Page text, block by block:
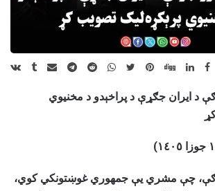
د ایران جګړې د پراخېدو د مخنیوي
چې مشري یې جمهوري غوښتونکي کوي،